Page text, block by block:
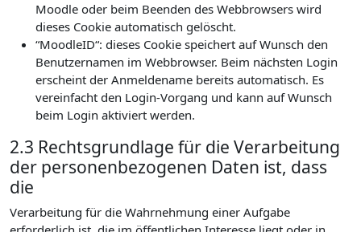
Moodle oder beim Beenden des Webbrowsers wird
dieses Cookie automatisch gelöscht.
“MoodleID“: dieses Cookie speichert auf Wunsch den
Benutzernamen im Webbrowser. Beim nächsten Login
erscheint der Anmeldename bereits automatisch. Es
vereinfacht den Login-Vorgang und kann auf Wunsch
beim Login aktiviert werden.
2.3 Rechtsgrundlage für die Verarbeitung
der personenbezogenen Daten ist, dass
die
Verarbeitung für die Wahrnehmung einer Aufgabe